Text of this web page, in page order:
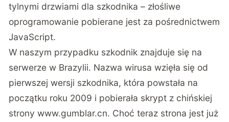
tylnymi drzwiami dla szkodnika – złośliwe
oprogramowanie pobierane jest za pośrednictwem
JavaScript.
W naszym przypadku szkodnik znajduje się na
serwerze w Brazylii. Nazwa wirusa wzięła się od
pierwszej wersji szkodnika, która powstała na
początku roku 2009 i pobierała skrypt z chińskiej
strony www.gumblar.cn. Choć teraz strona jest już